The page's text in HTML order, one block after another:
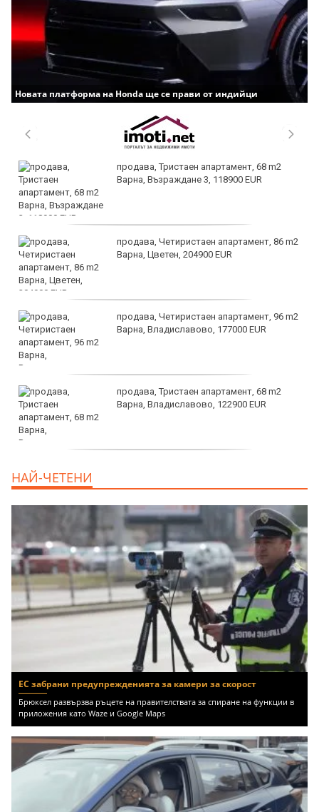
Новата платформа на Honda ще се прави от индийци
продава, Тристаен апартамент, 68 m2
Варна, Възраждане 3, 118900 EUR
продава, Четиристаен апартамент, 86 m2
Варна, Цветен, 204900 EUR
продава, Четиристаен апартамент, 96 m2
Варна, Владиславово, 177000 EUR
продава, Тристаен апартамент, 68 m2
Варна, Владиславово, 122900 EUR
НАЙ-ЧЕТЕНИ
ЕС забрани предупрежденията за камери за скорост
Брюксел развързва ръцете на правителствата за спиране на функции в
приложения като Waze и Google Maps